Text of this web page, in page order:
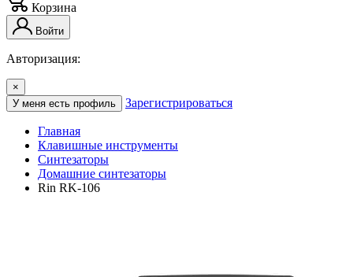
Корзина
Войти
Авторизация:
×
У меня есть профиль
Зарегистрироваться
Главная
Клавишные инструменты
Синтезаторы
Домашние синтезаторы
Rin RK-106